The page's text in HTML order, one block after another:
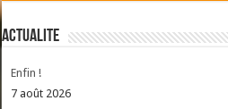
ACTUALITE
Enfin !
7 août 2026